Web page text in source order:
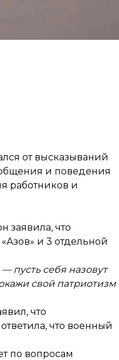
от высказываний
и поведения
работников и
заявила, что
и 3 отдельной
пусть себя назовут
свой патриотизм
, что
ответила, что военный
по вопросам